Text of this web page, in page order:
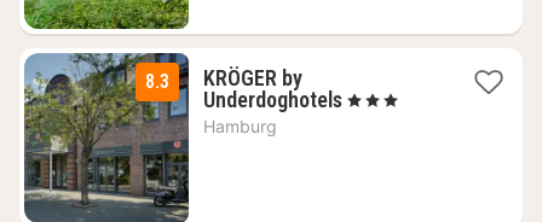
8.3
KRÖGER by
Underdoghotels1
, 3 Stjerner
Hamburg